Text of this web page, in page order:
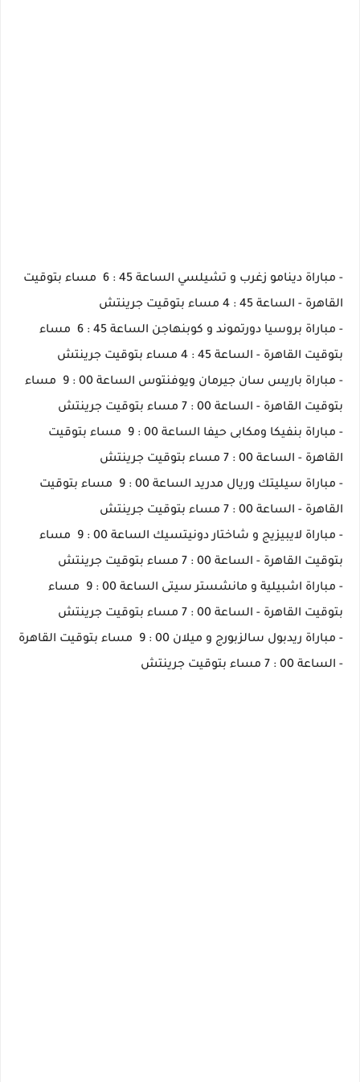
- مباراة دينامو زغرب و تشيلسي الساعة 45 : 6 مساء بتوقيت
القاهرة - الساعة 45 : 4 مساء بتوقيت جرينتش
- مباراة بروسيا دورتموند و كوبنهاجن الساعة 45 : 6 مساء
بتوقيت القاهرة - الساعة 45 : 4 مساء بتوقيت جرينتش
- مباراة باريس سان جيرمان ويوفنتوس الساعة 00 : 9 مساء
بتوقيت القاهرة - الساعة 00 : 7 مساء بتوقيت جرينتش
- مباراة بنفيكا ومكابى حيفا الساعة 00 : 9 مساء بتوقيت
القاهرة - الساعة 00 : 7 مساء بتوقيت جرينتش
- مباراة سيليتك وريال مدريد الساعة 00 : 9 مساء بتوقيت
القاهرة - الساعة 00 : 7 مساء بتوقيت جرينتش
- مباراة لايبيزيج و شاختار دونيتسيك الساعة 00 : 9 مساء
بتوقيت القاهرة - الساعة 00 : 7 مساء بتوقيت جرينتش
- مباراة اشبيلية و مانشستر سيتى الساعة 00 : 9 مساء
بتوقيت القاهرة - الساعة 00 : 7 مساء بتوقيت جرينتش
- مباراة ريدبول سالزبورج و ميلان 00 : 9 مساء بتوقيت القاهرة
- الساعة 00 : 7 مساء بتوقيت جرينتش